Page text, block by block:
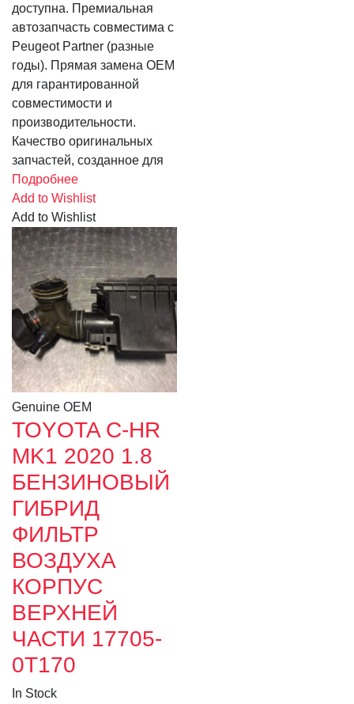
доступна. Премиальная
автозапчасть совместима с
Peugeot Partner (разные
годы). Прямая замена OEM
для гарантированной
совместимости и
производительности.
Качество оригинальных
запчастей, созданное для
Подробнее
Add to Wishlist
Add to Wishlist
Genuine OEM
TOYOTA C-HR
MK1 2020 1.8
БЕНЗИНОВЫЙ
ГИБРИД
ФИЛЬТР
ВОЗДУХА
КОРПУС
ВЕРХНЕЙ
ЧАСТИ 17705-
0T170
In Stock